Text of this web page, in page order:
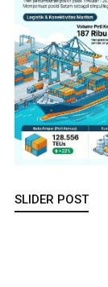
SLIDER POST